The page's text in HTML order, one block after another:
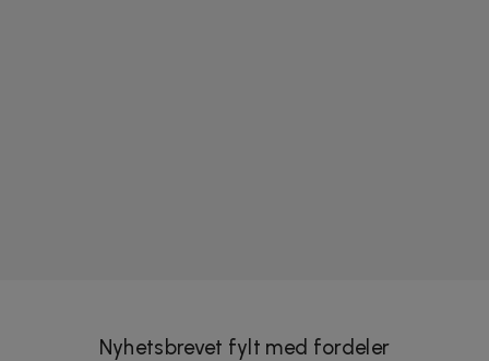
Nyhetsbrevet fylt med fordeler